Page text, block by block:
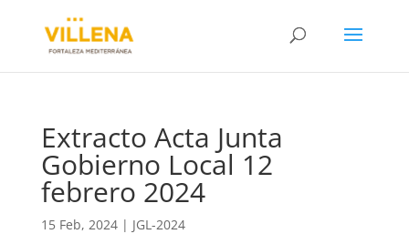
Extracto Acta Junta
Gobierno Local 12
febrero 2024
15 Feb, 2024| JGL-2024